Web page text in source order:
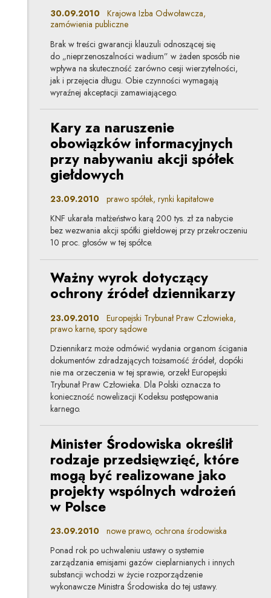
30.09.2010 Krajowa Izba Odwoławcza,
zamówienia publiczne
Brak w treści gwarancji klauzuli odnoszącej się
do „nieprzenoszalności wadium” w żaden sposób nie
wpływa na skuteczność zarówno cesji wierzytelności,
jak i przejęcia długu. Obie czynności wymagają
wyraźnej akceptacji zamawiającego.
Kary za naruszenie
obowiązków informacyjnych
przy nabywaniu akcji spółek
giełdowych
23.09.2010 prawo spółek, rynki kapitałowe
KNF ukarała małżeństwo karą 200 tys. zł za nabycie
bez wezwania akcji spółki giełdowej przy przekroczeniu
10 proc. głosów w tej spółce.
Ważny wyrok dotyczący
ochrony źródeł dziennikarzy
23.09.2010 Europejski Trybunał Praw Człowieka,
prawo karne, spory sądowe
Dziennikarz może odmówić wydania organom ścigania
dokumentów zdradzających tożsamość źródeł, dopóki
nie ma orzeczenia w tej sprawie, orzekł Europejski
Trybunał Praw Człowieka. Dla Polski oznacza to
konieczność nowelizacji Kodeksu postępowania
karnego.
Minister Środowiska określił
rodzaje przedsięwzięć, które
mogą być realizowane jako
projekty wspólnych wdrożeń
w Polsce
23.09.2010 nowe prawo, ochrona środowiska
Ponad rok po uchwaleniu ustawy o systemie
zarządzania emisjami gazów cieplarnianych i innych
substancji wchodzi w życie rozporządzenie
wykonawcze Ministra Środowiska do tej ustawy.